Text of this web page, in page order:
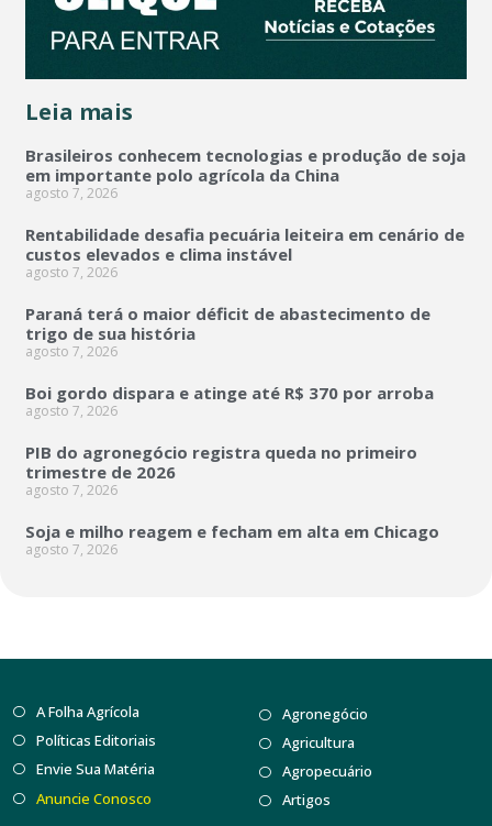
Leia mais
Brasileiros conhecem tecnologias e produção de soja
em importante polo agrícola da China
agosto 7, 2026
Rentabilidade desafia pecuária leiteira em cenário de
custos elevados e clima instável
agosto 7, 2026
Paraná terá o maior déficit de abastecimento de
trigo de sua história
agosto 7, 2026
Boi gordo dispara e atinge até R$ 370 por arroba
agosto 7, 2026
PIB do agronegócio registra queda no primeiro
trimestre de 2026
agosto 7, 2026
Soja e milho reagem e fecham em alta em Chicago
agosto 7, 2026
A Folha Agrícola
Políticas Editoriais
Envie Sua Matéria
Anuncie Conosco
Agronegócio
Agricultura
Agropecuário
Artigos